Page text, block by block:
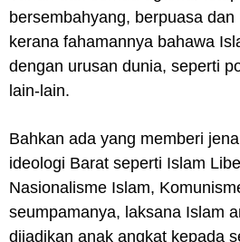
bersembahyang, berpuasa
kerana fahamannya bahawa
dengan urusan dunia, seperti
lain-lain.
Bahkan ada yang memberi
ideologi Barat seperti Islam
Nasionalisme Islam,
seumpamanya, laksana Islam
dijadikan anak angkat kepada